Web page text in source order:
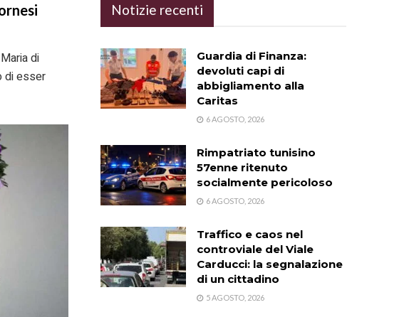
di
di esser
Notizie recenti
Guardia di Finanza:
devoluti capi di
abbigliamento alla
Caritas
6 AGOSTO, 2026
Rimpatriato tunisino
57enne ritenuto
socialmente pericoloso
6 AGOSTO, 2026
Traffico e caos nel
controviale del Viale
Carducci: la segnalazione
di un cittadino
5 AGOSTO, 2026